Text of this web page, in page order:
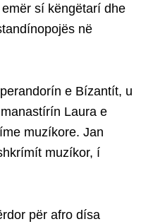
sí këngëtarí dhe
në
e Bízantít, u
Laura e
muzíkore. Jan
muzíkor, í
për afro dísa